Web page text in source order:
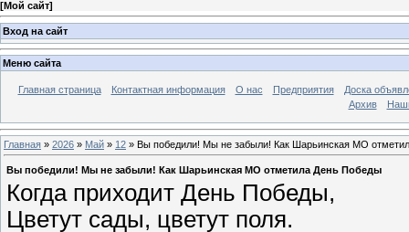
[Мой сайт]
Вход на сайт
Меню сайта
Главная страница Контактная информация О нас Предприятия
Доска
Архив
Главная » 2026 » Май » 12 » Вы победили! Мы не забыли! Как Шарьинская МО
Вы победили! Мы не забыли! Как Шарьинская МО отметила День Победы
Когда приходит День Победы,
Цветут сады, цветут поля.